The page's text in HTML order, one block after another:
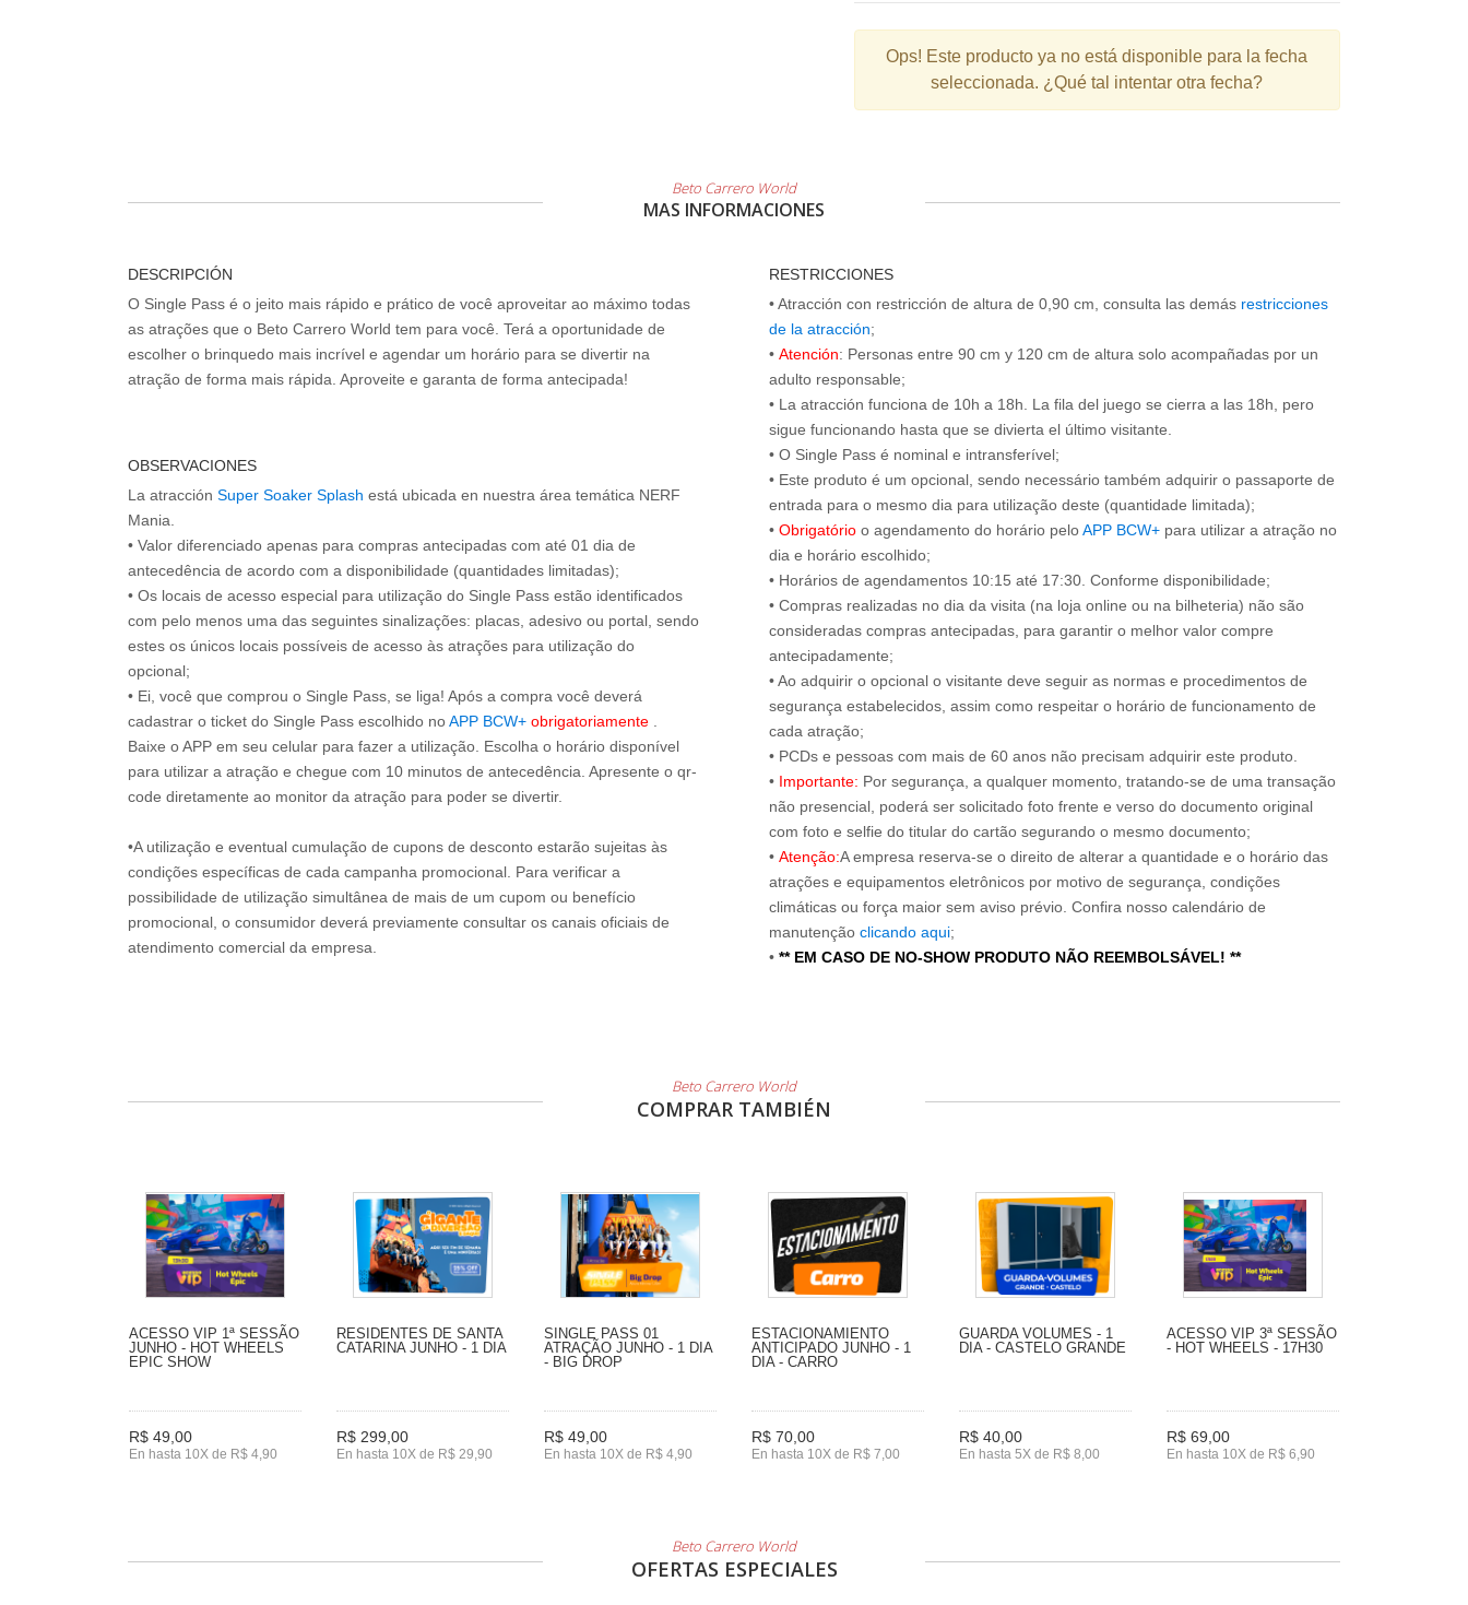
24 27 28 29
30 31
Ops! Este producto ya no está disponible para la fecha
seleccionada. ¿Qué tal intentar otra fecha?
Beto Carrero World
MAS INFORMACIONES
DESCRIPCIÓN
O Single Pass é o jeito mais rápido e prático de você aproveitar ao máximo todas
as atrações que o Beto Carrero World tem para você. Terá a oportunidade de
escolher o brinquedo mais incrível e agendar um horário para se divertir na
atração de forma mais rápida. Aproveite e garanta de forma antecipada!
OBSERVACIONES
La atracción Super Soaker Splash está ubicada en nuestra área temática NERF
Mania.
• Valor diferenciado apenas para compras antecipadas com até 01 dia de
antecedência de acordo com a disponibilidade (quantidades limitadas);
• Os locais de acesso especial para utilização do Single Pass estão identificados
com pelo menos uma das seguintes sinalizações: placas, adesivo ou portal, sendo
estes os únicos locais possíveis de acesso às atrações para utilização do
opcional;
• Ei, você que comprou o Single Pass, se liga! Após a compra você deverá
cadastrar o ticket do Single Pass escolhido noAPP BCW+ obrigatoriamente
Baixe o APP em seu celular para fazer a utilização. Escolha o horário disponível
para utilizar a atração e chegue com 10 minutos de antecedência. Apresente o qr-
code diretamente ao monitor da atração para poder se divertir.
•A utilização e eventual cumulação de cupons de desconto estarão sujeitas às
condições específicas de cada campanha promocional. Para verificar a
possibilidade de utilização simultânea de mais de um cupom ou benefício
promocional, o consumidor deverá previamente consultar os canais oficiais de
atendimento comercial da empresa.
RESTRICCIONES
• Atracción con restricción de altura de 0,90 cm, consulta las demás restricciones
de la atracción;
• Atención: Personas entre 90 cm y 120 cm de altura solo acompañadas por un
adulto responsable;
• La atracción funciona de 10h a 18h. La fila del juego se cierra a las 18h, pero
sigue funcionando hasta que se divierta el último visitante.
• O Single Pass é nominal e intransferível;
• Este produto é um opcional, sendo necessário também adquirir o passaporte de
entrada para o mesmo dia para utilização deste (quantidade limitada);
• Obrigatório o agendamento do horário peloAPP BCW+ para utilizar a atração no
dia e horário escolhido;
• Horários de agendamentos 10:15 até 17:30. Conforme disponibilidade;
• Compras realizadas no dia da visita (na loja online ou na bilheteria) não são
consideradas compras antecipadas, para garantir o melhor valor compre
antecipadamente;
• Ao adquirir o opcional o visitante deve seguir as normas e procedimentos de
segurança estabelecidos, assim como respeitar o horário de funcionamento de
cada atração;
• PCDs e pessoas com mais de 60 anos não precisam adquirir este produto.
• Importante: Por segurança, a qualquer momento, tratando-se de uma transação
não presencial, poderá ser solicitado foto frente e verso do documento original
com foto e selfie do titular do cartão segurando o mesmo documento;
• Atenção:A empresa reserva-se o direito de alterar a quantidade e o horário das
atrações e equipamentos eletrônicos por motivo de segurança, condições
climáticas ou força maior sem aviso prévio. Confira nosso calendário de
manutenção clicando aqui;
• ** EM CASO DE NO-SHOW PRODUTO NÃO REEMBOLSÁVEL! **
Beto Carrero World
COMPRAR TAMBIÉN
ACESSO VIP 1ª SESSÃO
JUNHO - HOT WHEELS
EPIC SHOW
R$ 49,00
En hasta 10X de R$ 4,90
RESIDENTES DE SANTA
CATARINA JUNHO - 1 DIA
R$ 299,00
En hasta 10X de R$ 29,90
SINGLE PASS 01
ATRAÇÃO JUNHO - 1 DIA
- BIG DROP
R$ 49,00
En hasta 10X de R$ 4,90
ESTACIONAMIENTO
ANTICIPADO JUNHO - 1
DIA - CARRO
R$ 70,00
En hasta 10X de R$ 7,00
GUARDA VOLUMES - 1
DIA - CASTELO GRANDE
R$ 40,00
En hasta 5X de R$ 8,00
ACESSO VIP 3ª SESSÃO
- HOT WHEELS - 17H30
R$ 69,00
En hasta 10X de R$ 6,90
Beto Carrero World
OFERTAS ESPECIALES